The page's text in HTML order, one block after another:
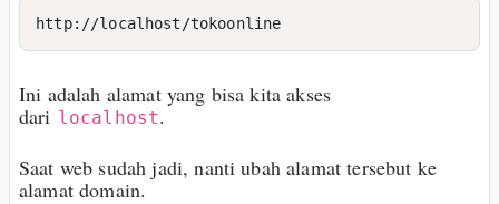
Ini adalah alamat yang bisa kita akses
dari localhost.
Saat web sudah jadi, nanti ubah alamat tersebut ke
alamat domain.